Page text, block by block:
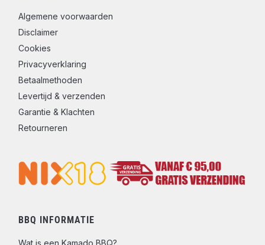
Algemene voorwaarden
Disclaimer
Cookies
Privacyverklaring
Betaalmethoden
Levertijd & verzenden
Garantie & Klachten
Retourneren
BBQ INFORMATIE
Wat is een Kamado BBQ?